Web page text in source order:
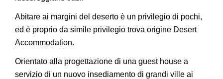
Abitare ai margini del deserto è un privilegio di pochi,
ed è proprio da simile privilegio trova origine Desert
Accommodation.
Orientato alla progettazione di una guest house a
servizio di un nuovo insediamento di grandi ville ai